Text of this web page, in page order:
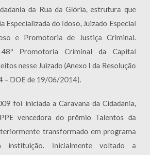
da Rua da Glória, estrutura que
Especializada do Idoso, Juizado Especial
e Promotoria de Justiça Criminal.
Promotoria Criminal da Capital
nesse Juizado (Anexo I da Resolução
– DOE de 19/06/2014).
foi iniciada a Caravana da Cidadania,
vencedora do prêmio Talentos da
transformado em programa
instituição. Inicialmente voltado a